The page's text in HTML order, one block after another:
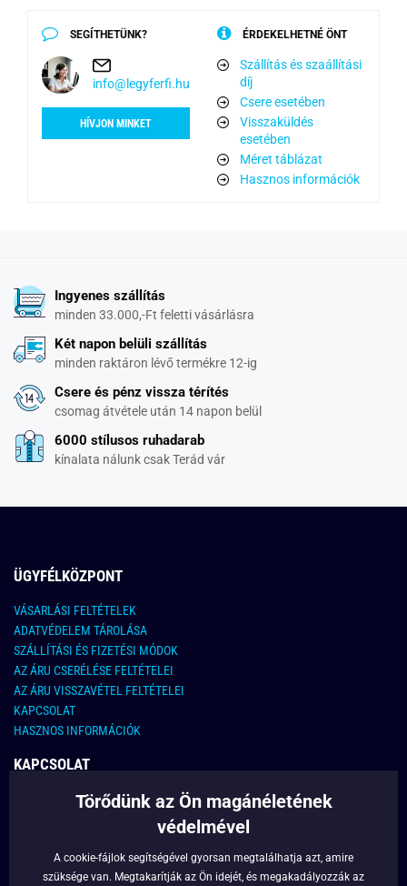
SEGÍTHETÜNK?
info@legyferfi.hu
HÍVJON MINKET
ÉRDEKELHETNÉ ÖNT
Szállítás és szaállítási
díj
Csere esetében
Visszaküldés
esetében
Méret táblázat
Hasznos információk
Ingyenes szállítás
minden 33.000,-Ft feletti vásárlásra
Két napon belüli szállítás
minden raktáron lévő termékre 12-ig
Csere és pénz vissza térítés
csomag átvétele után 14 napon belül
6000 stílusos ruhadarab
kínalata nálunk csak Terád vár
ÜGYFÉLKÖZPONT
VÁSARLÁSI FELTÉTELEK
ADATVÉDELEM TÁROLÁSA
SZÁLLÍTÁSI ÉS FIZETÉSI MÓDOK
AZ ÁRU CSERÉLÉSE FELTÉTELEI
AZ ÁRU VISSZAVÉTEL FELTÉTELEI
KAPCSOLAT
HASZNOS INFORMÁCIÓK
KAPCSOLAT
E-MAIL CÍM:
FONTOS INFORMÁCIÓK
Törődünk az Ön magánéletének
védelmével
A cookie-fájlok segítségével gyorsan megtalálhatja azt, amire
szüksége van. Megtakarítják az Ön idejét, és megakadályozzák az